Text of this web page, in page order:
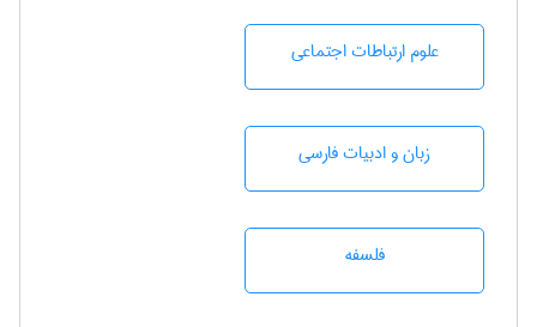
علوم ارتباطات اجتماعی
زبان و ادبيات فارسی
فلسفه